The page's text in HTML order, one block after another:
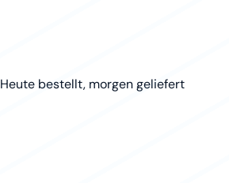
Heute bestellt, morgen geliefert